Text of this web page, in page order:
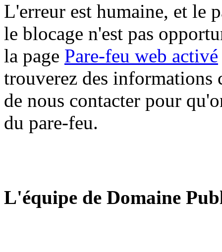
L'erreur est humaine, et le
le blocage n'est pas
la page Pare-feu web activé
trouverez des informations
de nous contacter pour
du pare-feu.
L'équipe de Domaine